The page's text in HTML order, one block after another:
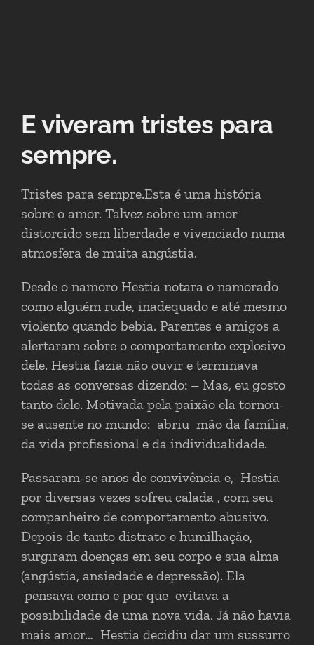
E viveram tristes para
sempre.
Tristes para sempre.Esta é uma história
sobre o amor. Talvez sobre um amor
distorcido sem liberdade e vivenciado numa
atmosfera de muita angústia.
Desde o namoro Hestia notara o namorado
como alguém rude, inadequado e até mesmo
violento quando bebia. Parentes e amigos a
alertaram sobre o comportamento explosivo
dele. Hestia fazia não ouvir e terminava
todas as conversas dizendo: – Mas, eu gosto
tanto dele. Motivada pela paixão ela tornou-
se ausente no mundo: abriu mão da família,
da vida profissional e da individualidade.
Passaram-se anos de convivência e, Hestia
por diversas vezes sofreu calada , com seu
companheiro de comportamento abusivo.
Depois de tanto distrato e humilhação,
surgiram doenças em seu corpo e sua alma
(angústia, ansiedade e depressão). Ela
pensava como e por que evitava a
possibilidade de uma nova vida. Já não havia
mais amor… Hestia decidiu dar um sussurro